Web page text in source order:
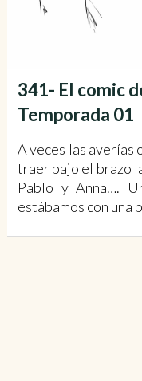
341- El comic
Temporada 01
A veces las averías
traer bajo el brazo
Pablo y Anna….
estábamos con una